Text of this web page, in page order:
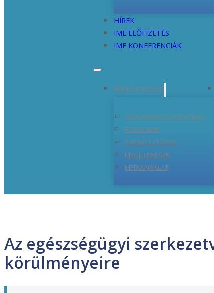
HÍREK
IME ELŐFIZETÉS
IME KONFERENCIÁK
BEMUTATKOZÁS
TUDOMÁNYOS FOLYÓIRAT
ROVATAINK
SZERKESZTŐSÉG
MEGJELENÉSEK
MÉDIAAJÁNLAT
Az egészségügyi
körülményeire